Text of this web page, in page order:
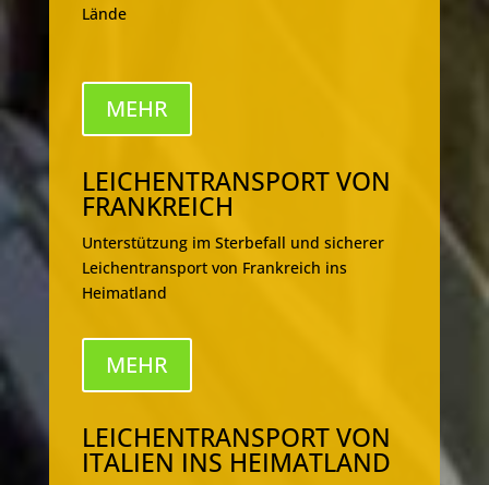
Lände
MEHR
LEICHENTRANSPORT VON
FRANKREICH
Unterstützung im Sterbefall und sicherer
Leichentransport von Frankreich ins
Heimatland
MEHR
LEICHENTRANSPORT VON
ITALIEN INS HEIMATLAND